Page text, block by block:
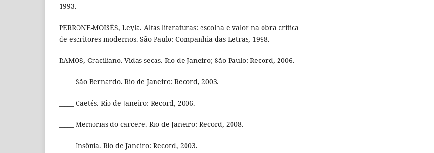
1993.
PERRONE-MOISÉS, Leyla. Altas literaturas: escolha e valor na obra crítica
de escritores modernos. São Paulo: Companhia das Letras, 1998.
RAMOS, Graciliano. Vidas secas. Rio de Janeiro; São Paulo: Record, 2006.
_____ São Bernardo. Rio de Janeiro: Record, 2003.
_____ Caetés. Rio de Janeiro: Record, 2006.
_____ Memórias do cárcere. Rio de Janeiro: Record, 2008.
_____ Insônia. Rio de Janeiro: Record, 2003.